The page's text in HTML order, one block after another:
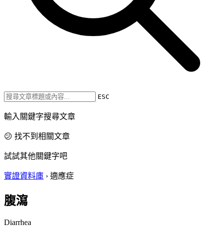
ESC
輸入關鍵字搜尋文章
😕 找不到相關文章
試試其他關鍵字吧
實證資料庫 › 適應症
腹瀉
Diarrhea